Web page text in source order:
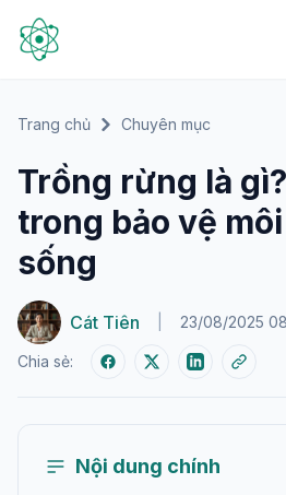
Trang chủ Chuyên mục
Trồng rừng là
trong bảo vệ
sống
Cát Tiên 23/08/2025
Chia sẻ:
Nội dung chính